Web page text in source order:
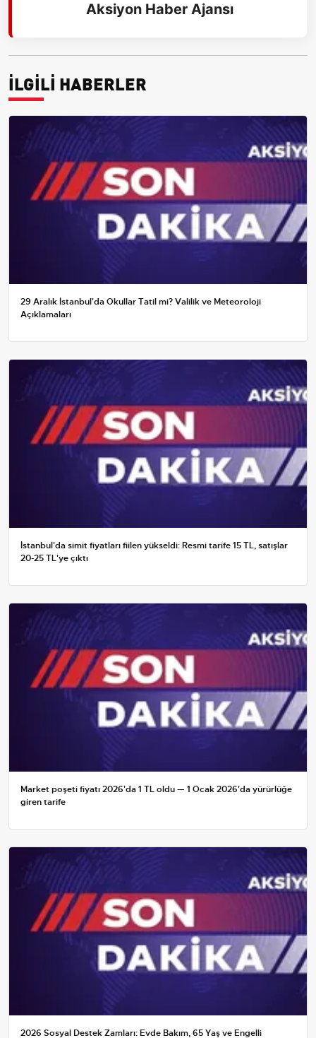
Aksiyon Haber Ajansı
İLGİLİ HABERLER
29 Aralık İstanbul'da Okullar Tatil mi? Valilik ve Meteoroloji
Açıklamaları
İstanbul'da simit fiyatları fiilen yükseldi: Resmi tarife 15 TL, satışlar
20-25 TL'ye çıktı
Market poşeti fiyatı 2026'da 1 TL oldu — 1 Ocak 2026'da yürürlüğe
giren tarife
2026 Sosyal Destek Zamları: Evde Bakım, 65 Yaş ve Engelli